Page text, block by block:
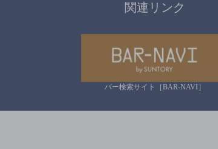
関連リンク
バー検索サイト［BAR-NAVI］